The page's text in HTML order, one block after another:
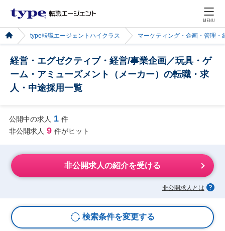
MENU
type転職エージェントハイクラス マーケティング・企画・管理・
経営・エグゼクティブ・経営/事業企画／玩具・ゲ
ーム・アミューズメント（メーカー）の転職・求
人・中途採用一覧
公開中の求人 1 件
非公開求人 9 件がヒット
非公開求人の紹介を受ける
非公開求人とは
検索条件を変更する